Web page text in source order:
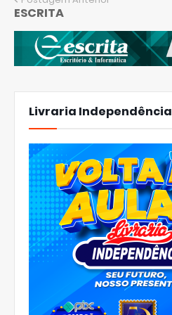
ESCRITA
Livraria Independência